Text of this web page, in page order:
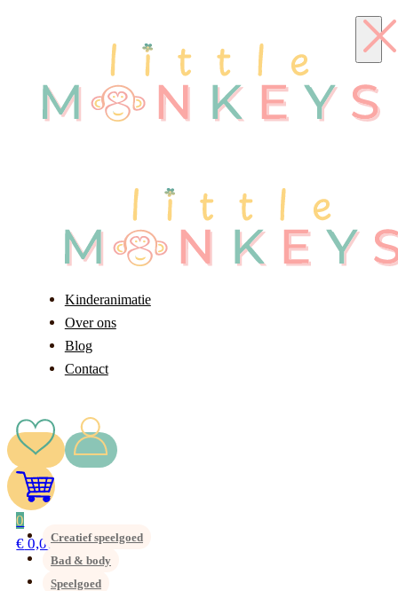
Kinderanimatie
Over ons
Blog
Contact
0
€ 0,00Creatief speelgoed
Bad & body
Speelgoed